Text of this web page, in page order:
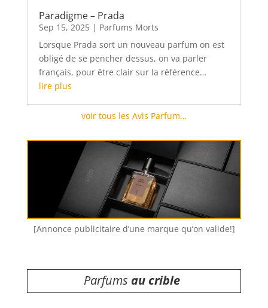
Paradigme – Prada
Sep 15, 2025| Parfums Morts
Lorsque Prada sort un nouveau parfum on est
obligé de se pencher dessus, on va parler
français, pour être clair sur la référence…
lire plus
voir tous les Avis Parfum…
[Annonce publicitaire d’une marque qu’on valide!]
Parfums au crible